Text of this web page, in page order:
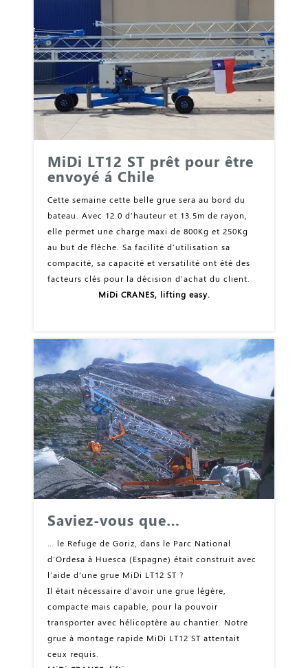
MiDi LT12 ST prêt pour être
envoyé á Chile
Cette semaine cette belle grue sera au bord du
bateau. Avec 12.0 d’hauteur et 13.5m de rayon,
elle permet une charge maxi de 800Kg et 250Kg
au but de flèche. Sa facilité d’utilisation sa
compacité, sa capacité et versatilité ont été des
facteurs clés pour la décision d’achat du client.
MiDi CRANES, lifting easy.
Saviez-vous que…
… le Refuge de Goriz, dans le Parc National
d’Ordesa à Huesca (Espagne) était construit avec
l’aide d’une grue MiDi LT12 ST ?
Il était nécessaire d’avoir une grue légère,
compacte mais capable, pour la pouvoir
transporter avec hélicoptère au chantier. Notre
grue à montage rapide MiDi LT12 ST attentait
ceux requis.